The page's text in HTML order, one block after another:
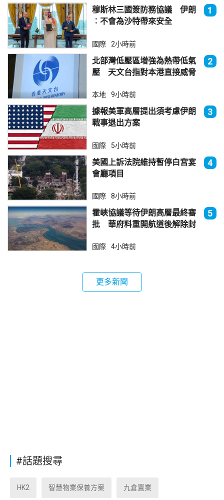
穆斯林三國簽防務協議 伊朗
︰不會為沙特帶來安全
1
國際 2小時前
北部灣低壓區增強為熱帶低氣
壓 天文台指對本港直接威脅
2
本地 9小時前
據報美軍高層提出須考慮伊朗
戰事退出方案
3
國際 5小時前
美國上訴法院維持暫停白宮宴
會廳項目
4
國際 8小時前
霍峽協議等待伊朗高層最終審
批 華府料重開航道後解除封
5
國際 4小時前
更多新聞
#話題搜尋
HK2 智慧物業保養方案 九倉置業